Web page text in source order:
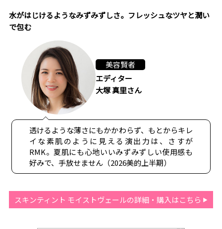
水がはじけるようなみずみずしさ。フレッシュなツヤと潤い
で包む
美容賢者
エディター
大塚 真里さん
透けるような薄さにもかかわらず、もとからキレ
イな素肌のように見える演出力は、さすが
RMK。夏肌にも心地いいみずみずしい使用感も
好みで、手放せません（2026美的上半期）
スキンティント モイストヴェールの詳細・購入はこちら